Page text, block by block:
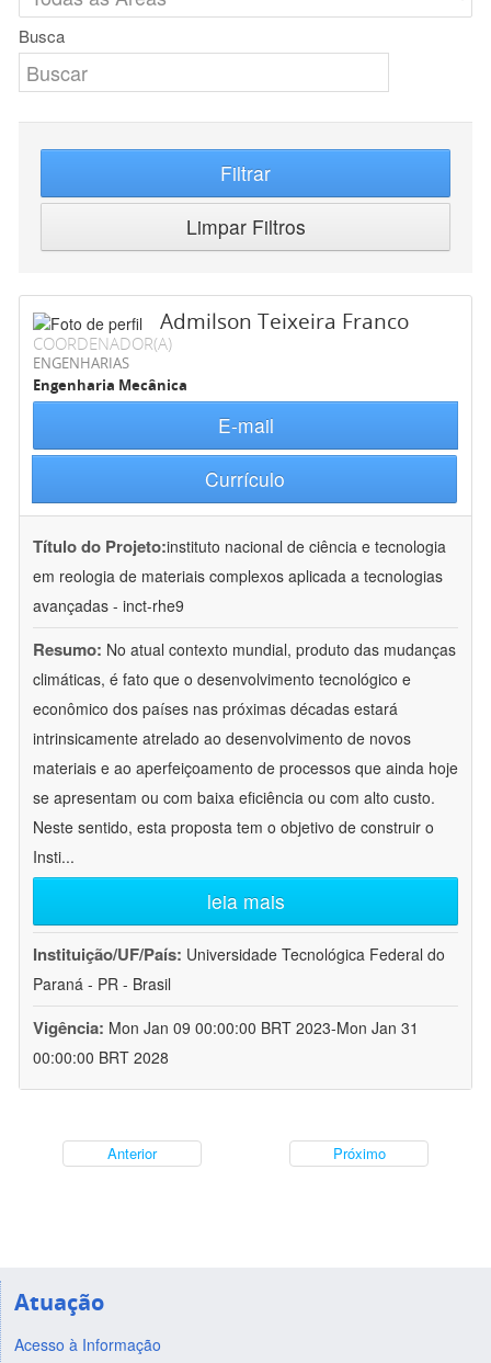
Busca
Filtrar
Limpar Filtros
Admilson Teixeira Franco
COORDENADOR(A)
ENGENHARIAS
Engenharia Mecânica
E-mail
Currículo
Título do Projeto:instituto nacional de ciência e tecnologia
em reologia de materiais complexos aplicada a tecnologias
avançadas - inct-rhe9
Resumo: No atual contexto mundial, produto das mudanças
climáticas, é fato que o desenvolvimento tecnológico e
econômico dos países nas próximas décadas estará
intrinsicamente atrelado ao desenvolvimento de novos
materiais e ao aperfeiçoamento de processos que ainda hoje
se apresentam ou com baixa eficiência ou com alto custo.
Neste sentido, esta proposta tem o objetivo de construir o
Insti...
leia mais
Instituição/UF/País: Universidade Tecnológica Federal do
Paraná - PR - Brasil
Vigência: Mon Jan 09 00:00:00 BRT 2023-Mon Jan 31
00:00:00 BRT 2028
Anterior Próximo
Atuação
Acesso à Informação